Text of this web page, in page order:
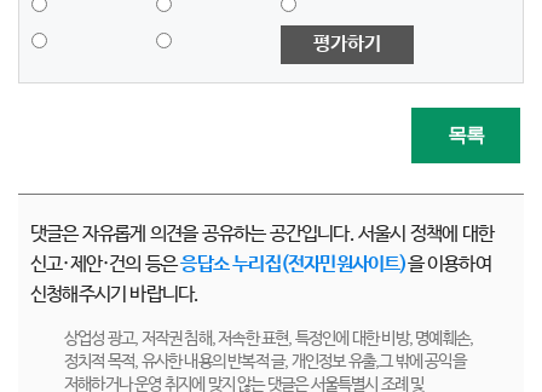
평가하기
목록
댓글은 자유롭게 의견을 공유하는 공간입니다. 서울시 정책에 대한
신고·제안·건의 등은응답소 누리집(전자민원사이트)을 이용하여
신청해주시기 바랍니다.
상업성 광고, 저작권 침해, 저속한 표현, 특정인에 대한 비방, 명예훼손,
정치적 목적, 유사한 내용의 반복적 글, 개인정보 유출,그 밖에 공익을
저해하거나 운영 취지에 맞지 않는 댓글은 서울특별시 조례 및